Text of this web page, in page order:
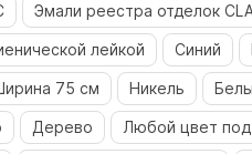
Эмали реестра отделок
лейкой Синий
75 см Никель
Дерево Любой цвет под